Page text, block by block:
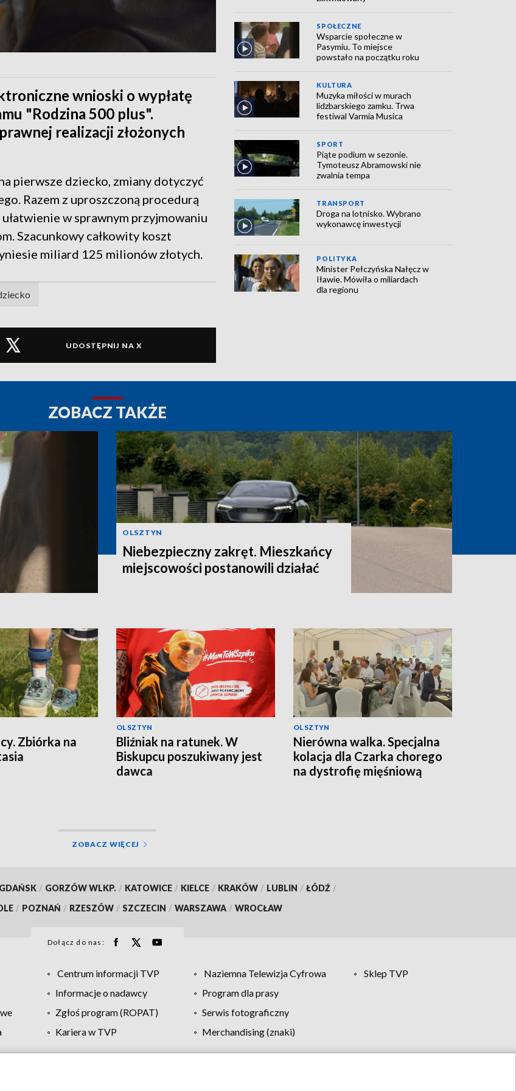
wnioski o wypłatę
"Rodzina 500 plus".
realizacji złożonych
pierwsze dziecko, zmiany dotyczyć
Razem z uproszczoną procedurą
w sprawnym przyjmowaniu
Szacunkowy całkowity koszt
miliard 125 milionów złotych.
UDOSTĘPNIJ NA X
SPOŁECZNE
Wsparcie społeczne w
Pasymiu. To miejsce
powstało na początku roku
KULTURA
Muzyka miłości w murach
lidzbarskiego zamku. Trwa
festiwal Varmia Musica
SPORT
Piąte podium w sezonie.
Tymoteusz Abramowski nie
zwalnia tempa
TRANSPORT
Droga na lotnisko. Wybrano
wykonawcę inwestycji
POLITYKA
Minister Pełczyńska Nałęcz w
Iławie. Mówiła o miliardach
dla regionu
ZOBACZ TAKŻE
OLSZTYN
Niebezpieczny zakręt. Mieszkańcy
miejscowości postanowili działać
Zbiórka na
OLSZTYN
Bliźniak na ratunek. W
Biskupcu poszukiwany jest
dawca
OLSZTYN
Nierówna walka. Specjalna
kolacja dla Czarka chorego
na dystrofię mięśniową
ZOBACZ WIĘCEJ
GDAŃSK / GORZÓW WLKP. / KATOWICE / KIELCE / KRAKÓW / LUBLIN / ŁÓDŹ /
/ POZNAŃ / RZESZÓW / SZCZECIN / WARSZAWA / WROCŁAW
Dołącz do nas:
Centrum informacji TVP Naziemna Telewizja Cyfrowa
Sklep TVP
Informacje o nadawcy
Program dla prasy
Zgłoś program (ROPAT)
Serwis fotograficzny
Kariera w TVP
Merchandising (znaki)